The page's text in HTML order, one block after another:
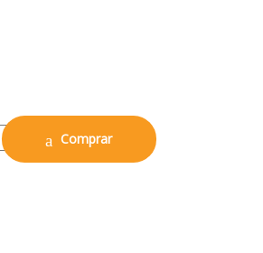
R33 Rapido y Furiosos quantity
Comprar